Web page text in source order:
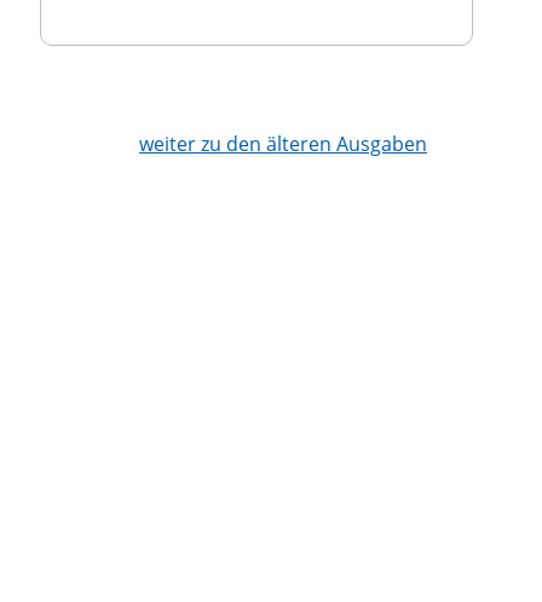
weiter zu den älteren Ausgaben